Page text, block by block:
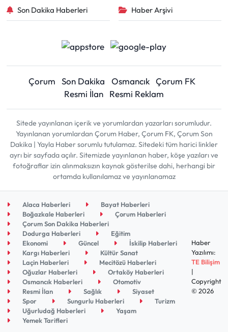
Son Dakika Haberleri Haber Arşivi
Çorum Son Dakika Osmancık Çorum FK
Resmi İlan
Resmi Reklam
Sitede yayınlanan içerik ve yorumlardan yazarları sorumludur.
Yayınlanan yorumlardan Çorum Haber, Çorum FK, Çorum Son
Dakika | Yayla Haber sorumlu tutulamaz. Sitedeki tüm harici linkler
ayrı bir sayfada açılır. Sitemizde yayınlanan haber, köşe yazıları ve
fotoğraflar izin alınmaksızın kaynak gösterilse dahi, herhangi bir
ortamda kullanılamaz ve yayınlanamaz
Alaca Haberleri
Bayat Haberleri
Boğazkale Haberleri
Çorum Haberleri
Çorum Son Dakika Haberleri
Dodurga Haberleri
Eğitim
Ekonomi
Güncel
İskilip Haberleri
Kargı Haberleri
Kültür Sanat
Laçin Haberleri
Mecitözü Haberleri
Oğuzlar Haberleri
Ortaköy Haberleri
Osmancık Haberleri
Otomotiv
Resmi İlan
Sağlık
Siyaset
Spor
Sungurlu Haberleri
Turizm
Uğurludağ Haberleri
Yaşam
Yemek Tarifleri
Haber
Yazılımı:
TE Bilişim
|
Copyright
© 2026